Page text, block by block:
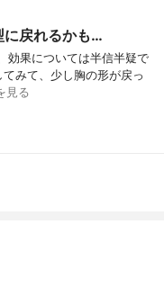
に戻れるかも…
効果については半信半疑で
みて、少し胸の形が戻っ
見る